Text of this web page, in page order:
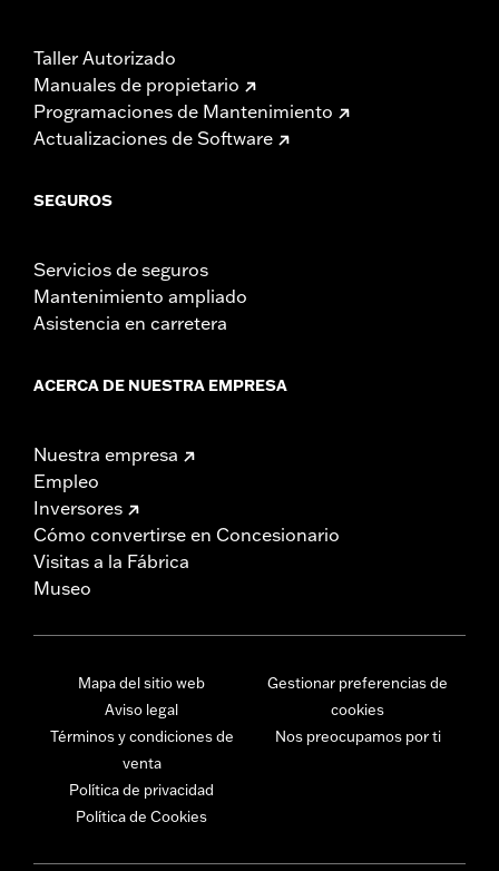
Taller Autorizado
Manuales de propietario
Programaciones de Mantenimiento
Actualizaciones de Software
SEGUROS
Servicios de seguros
Mantenimiento ampliado
Asistencia en carretera
ACERCA DE NUESTRA EMPRESA
Nuestra empresa
Empleo
Inversores
Cómo convertirse en Concesionario
Visitas a la Fábrica
Museo
Mapa del sitio web
Aviso legal
Términos y condiciones de
venta
Política de privacidad
Política de Cookies
Gestionar preferencias de
cookies
Nos preocupamos por ti